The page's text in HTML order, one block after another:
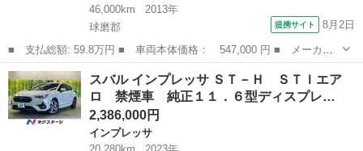
46,000km
2013年
球磨郡
提携サイト 8月2日
■ 支払総額: 59.8万円 ■ 車両本体価格： 547,000 円 ■ メーカー
名： スバル ■ 車種名： ステラ ■ グレード名： カスタムＲ
スマートアシスト 社外ナビ（ＴＶ／ＢＴ／ＣＤ／ＤＶＤ） バック
モニター 横...
熊本 球磨郡
スバル インプレッサ ＳＴ－Ｈ ＳＴＩエア
ロ 禁煙車 純正１１．６型ディスプレ…
2,386,000円
インプレッサ